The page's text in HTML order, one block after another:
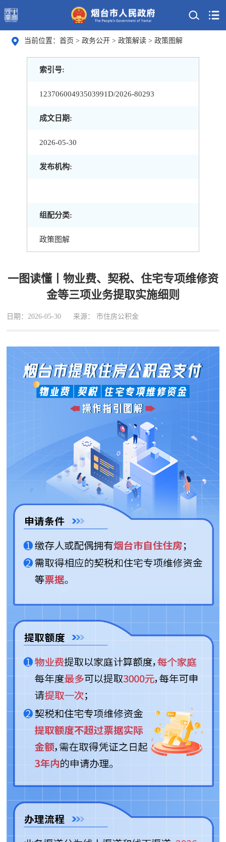
当前位置： 首页 > 政务公开 > 政策解读 > 政策图解
索引号:
12370600493503991D/2026-80293
成文日期:
2026-05-30
发布机构:
组配分类:
政策图解
一图读懂丨物业费、契税、住宅专项维修资
金等三项业务提取实施细则
日期：2026-05-30 来源： 市住房公积金